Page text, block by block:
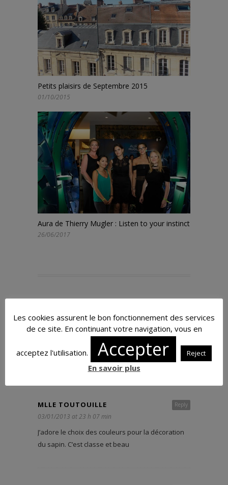
Petits plaisirs de Septembre 2015
01/10/2015
Aura de Thierry Mugler : Listen to your instinct
26/06/2017
2 Comments
Reply
MLLE TOUTOUILLE
03/01/2013 at 23 h 07 min
J’adore le choix des couleurs pour la décoration
du sapin. C’est classe et beau
Les cookies assurent le bon fonctionnement des services
de ce site. En continuant votre navigation, vous en
acceptez l'utilisation. Accepter Reject
En savoir plus